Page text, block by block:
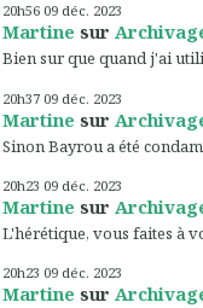
20h56 09 déc. 2023
Martine sur
Bien sur que quand j'ai
20h37 09 déc. 2023
Martine sur
Sinon Bayrou a été
20h23 09 déc. 2023
Martine sur
L'hérétique, vous faites à
20h23 09 déc. 2023
Martine sur